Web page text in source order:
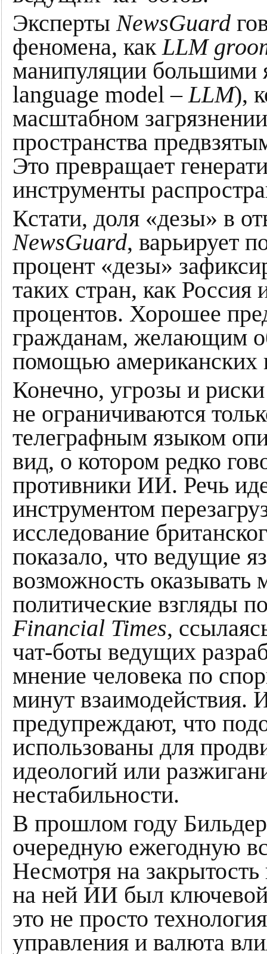
ЭкспертыNewsGuard
феномена, какLLM
манипуляции большими
language model –LLM),
масштабном
пространства
Это превращает
инструменты
Кстати, доля «дезы» в
NewsGuard, варьирует
процент «дезы»
таких стран, как
процентов. Хорошее
гражданам, желающим
помощью американских
Конечно, угрозы и
не ограничиваются
телеграфным языком
вид, о котором редко
противники ИИ. Речь
инструментом
исследование
показало, что ведущие
возможность оказывать
политические взгляды
Financial Times,
чат-боты ведущих
мнение человека по
минут взаимодействия.
предупреждают, что
использованы для
идеологий или
нестабильности.
В прошлом году
очередную ежегодную
Несмотря на закрытость
на ней ИИ был
это не просто
управления и валюта